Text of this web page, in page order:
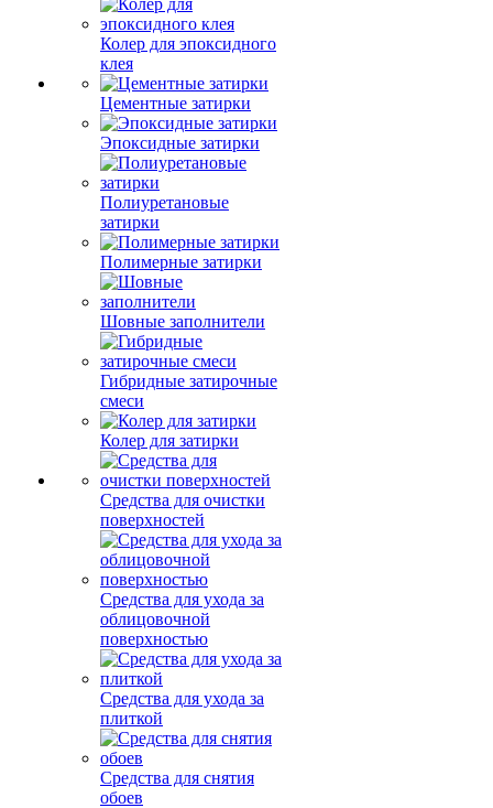
Колер для эпоксидного
клея
Цементные затирки
Эпоксидные затирки
Полиуретановые
затирки
Полимерные затирки
Шовные заполнители
Гибридные затирочные
смеси
Колер для затирки
Средства для очистки
поверхностей
Средства для ухода за
облицовочной
поверхностью
Средства для ухода за
плиткой
Средства для снятия
обоев